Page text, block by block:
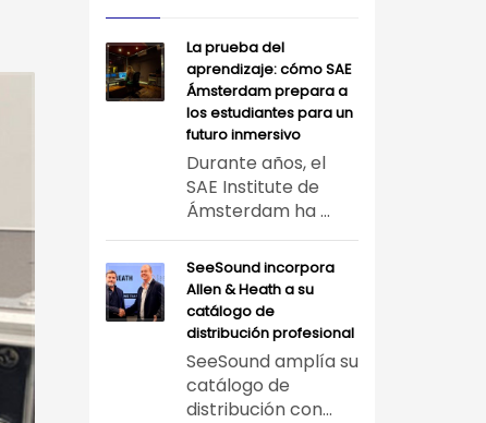
La prueba del
aprendizaje: cómo SAE
Ámsterdam prepara a
los estudiantes para un
futuro inmersivo
Durante años, el
SAE Institute de
Ámsterdam ha ...
SeeSound incorpora
Allen & Heath a su
catálogo de
distribución profesional
SeeSound amplía su
catálogo de
distribución con...